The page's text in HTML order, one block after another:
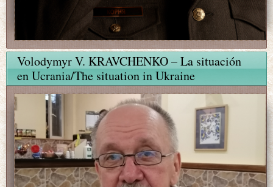
Volodymyr V. KRAVCHENKO – La situación
en Ucrania/The situation in Ukraine